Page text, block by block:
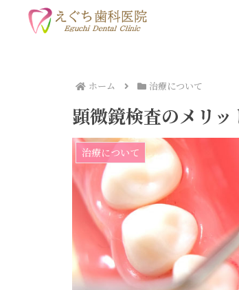
ホーム 治療について
顕微鏡検査のメリ
治療について